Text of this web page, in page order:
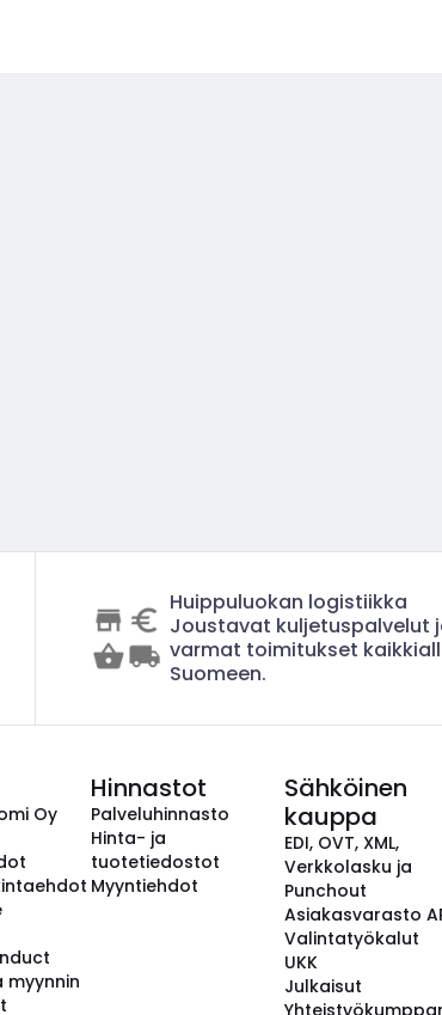
Huippuluokan logistiikka
Joustavat kuljetuspalvelut
varmat toimitukset
Suomeen.
Oy
myynnin
Hinnastot
Palveluhinnasto
Hinta- ja
tuotetiedostot
Myyntiehdot
Sähköinen
kauppa
EDI, OVT, XML,
Verkkolasku ja
Punchout
Asiakasvarasto
Valintatyökalut
UKK
Julkaisut